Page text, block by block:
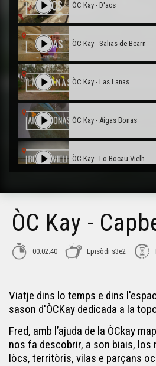
ÒC Kay - D'acs
ÒC Kay - Salias-de-Bearn
ÒC Kay - Las Lanas
ÒC Kay - Aigas Bonas
ÒC Kay - Lo Bocau Vielh
ÒC Kay - L'arriu merdèr
ÒC Kay - Sendòs
ÒC Kay - Champagne
ÒC Kay -
00:02:40 Episòdi s3e2
Viatje dins lo temps e dins
sason d'ÒCKay dedicada a la
Fred, amb l’ajuda de la ÒCkay
nos fa descobrir, a son biais, los
lòcs, territòris, vilas e parçans